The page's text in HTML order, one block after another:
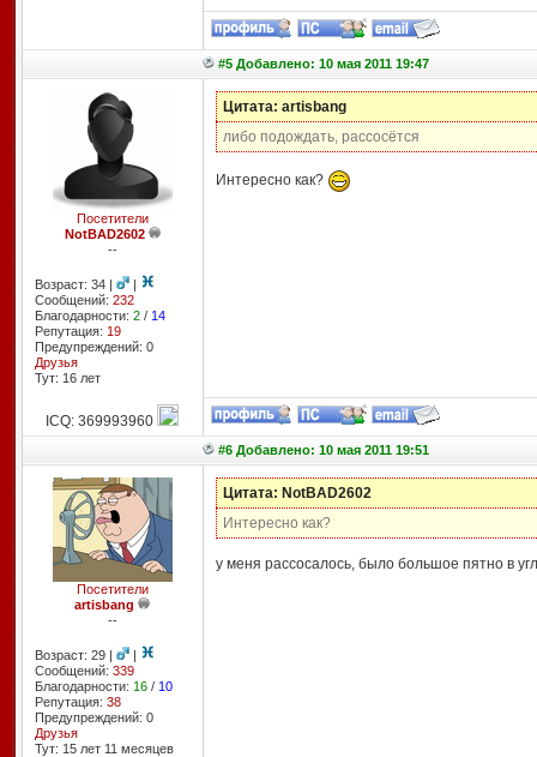
#5 Добавлено: 10 мая 2011 19:47
Посетители
NotBAD2602
--
Возраст: 34 |
|
Сообщений: 232
Благодарности: 2/ 14
Репутация: 19
Предупреждений: 0
Друзья
Тут: 16 лет
Цитата: artisbang
либо подождать, рассосётся
Интересно как?
ICQ: 369993960
#6 Добавлено: 10 мая 2011 19:51
Посетители
artisbang
--
Возраст: 29 |
|
Сообщений: 339
Благодарности: 16/ 10
Репутация: 38
Предупреждений: 0
Друзья
Тут: 15 лет 11 месяцев
Цитата: NotBAD2602
Интересно как?
у меня рассосалось, было большое пятно в